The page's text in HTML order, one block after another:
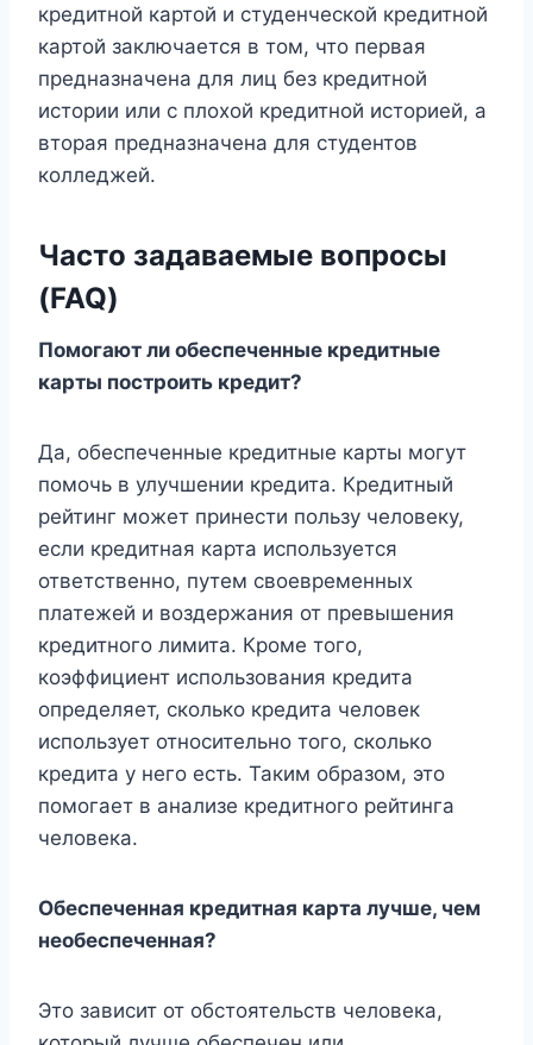
кредитной картой и студенческой кредитной
картой заключается в том, что первая
предназначена для лиц без кредитной
истории или с плохой кредитной историей, а
вторая предназначена для студентов
колледжей.
Часто задаваемые вопросы
(FAQ)
Помогают ли обеспеченные кредитные
карты построить кредит?
Да, обеспеченные кредитные карты могут
помочь в улучшении кредита. Кредитный
рейтинг может принести пользу человеку,
если кредитная карта используется
ответственно, путем своевременных
платежей и воздержания от превышения
кредитного лимита. Кроме того,
коэффициент использования кредита
определяет, сколько кредита человек
использует относительно того, сколько
кредита у него есть. Таким образом, это
помогает в анализе кредитного рейтинга
человека.
Обеспеченная кредитная карта лучше, чем
необеспеченная?
Это зависит от обстоятельств человека,